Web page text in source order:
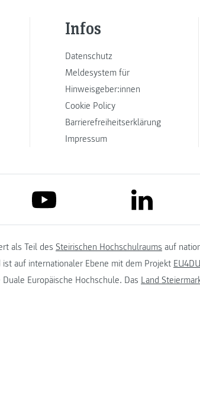
Infos
Datenschutz
Meldesystem für
Hinweisgeber:innen
Cookie Policy
Barrierefreiheitserklärung
Impressum
link to youtube link to
als Teil des Steirischen Hochschulraums auf
ist auf internationaler Ebene mit dem Projekt
Europäische Hochschule. Das Land